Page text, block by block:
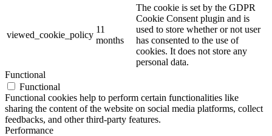
viewed_cookie_policy
11
months
The cookie is set by the GDPR
Cookie Consent plugin and is
used to store whether or not user
has consented to the use of
cookies. It does not store any
personal data.
Functional
Functional
Functional cookies help to perform certain functionalities like
sharing the content of the website on social media platforms, collect
feedbacks, and other third-party features.
Performance